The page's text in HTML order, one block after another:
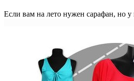
Если вам на лето нужен сарафан, но